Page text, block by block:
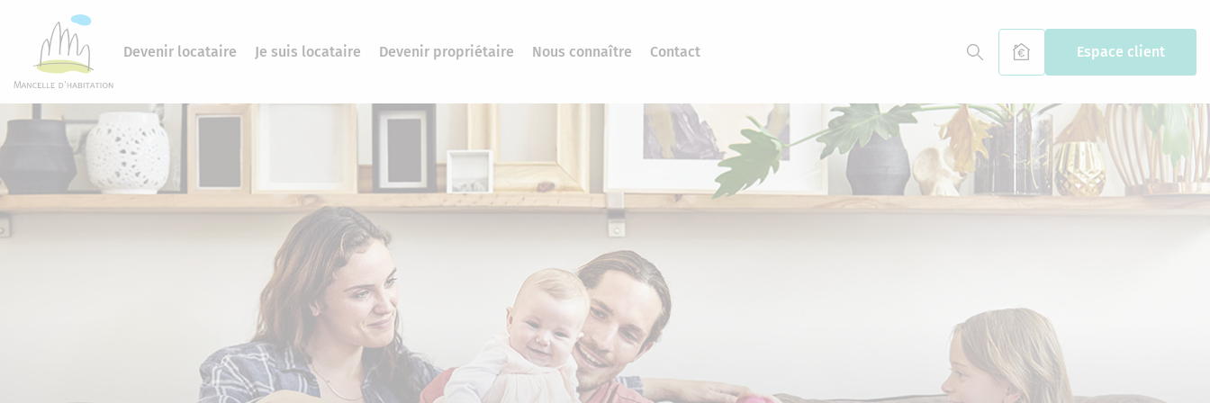
Devenir locataire Je suis locataire Devenir propriétaire Nous connaître Contact Espace client